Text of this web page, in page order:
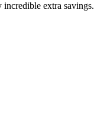
extra savings.